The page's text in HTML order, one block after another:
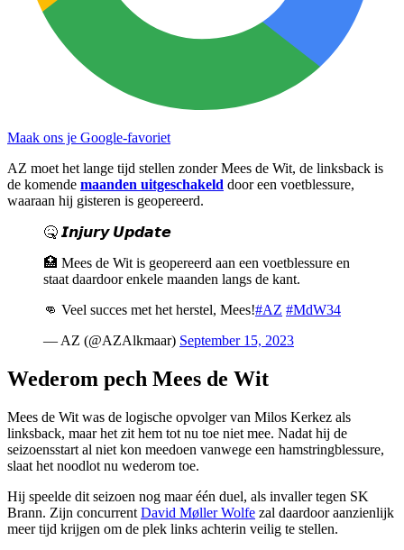
Maak ons je Google-favoriet
AZ moet het lange tijd stellen zonder Mees de Wit, de linksback is
de komende maanden uitgeschakeld door een voetblessure,
waaraan hij gisteren is geopereerd.
🤒 𝙄𝙣𝙟𝙪𝙧𝙮 𝙐𝙥𝙙𝙖𝙩𝙚
🏥 Mees de Wit is geopereerd aan een voetblessure en
staat daardoor enkele maanden langs de kant.
👊 Veel succes met het herstel, Mees!#AZ #MdW34
— AZ (@AZAlkmaar) September 15, 2023
Wederom pech Mees de Wit
Mees de Wit was de logische opvolger van Milos Kerkez als
linksback, maar het zit hem tot nu toe niet mee. Nadat hij de
seizoensstart al niet kon meedoen vanwege een hamstringblessure,
slaat het noodlot nu wederom toe.
Hij speelde dit seizoen nog maar één duel, als invaller tegen SK
Brann. Zijn concurrent David Møller Wolfe zal daardoor aanzienlijk
meer tijd krijgen om de plek links achterin veilig te stellen.